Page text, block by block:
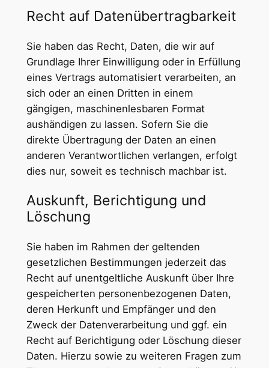
Recht auf Daten­übertrag­barkeit
Sie haben das Recht, Daten, die wir auf
Grundlage Ihrer Einwilligung oder in Erfüllung
eines Vertrags automatisiert verarbeiten, an
sich oder an einen Dritten in einem
gängigen, maschinenlesbaren Format
aushändigen zu lassen. Sofern Sie die
direkte Übertragung der Daten an einen
anderen Verantwortlichen verlangen, erfolgt
dies nur, soweit es technisch machbar ist.
Auskunft, Berichtigung und
Löschung
Sie haben im Rahmen der geltenden
gesetzlichen Bestimmungen jederzeit das
Recht auf unentgeltliche Auskunft über Ihre
gespeicherten personenbezogenen Daten,
deren Herkunft und Empfänger und den
Zweck der Datenverarbeitung und ggf. ein
Recht auf Berichtigung oder Löschung dieser
Daten. Hierzu sowie zu weiteren Fragen zum